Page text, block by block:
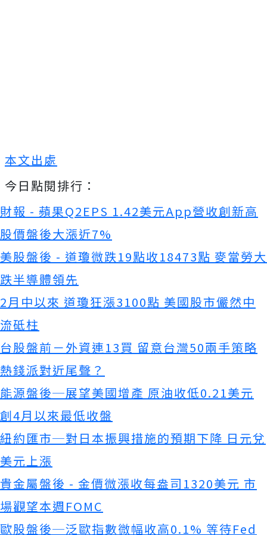
本文出處
今日點閱排行：
財報 - 蘋果Q2EPS 1.42美元App營收創新高
股價盤後大漲近7%
美股盤後 - 道瓊微跌19點收18473點 麥當勞大
跌半導體領先
2月中以來 道瓊狂漲3100點 美國股市儼然中
流砥柱
台股盤前－外資連13買 留意台灣50兩手策略
熱錢派對近尾聲？
能源盤後─展望美國增產 原油收低0.21美元
創4月以來最低收盤
紐約匯市─對日本振興措施的預期下降 日元兌
美元上漲
貴金屬盤後 - 金價微漲收每盎司1320美元 市
場觀望本週FOMC
歐股盤後─泛歐指數微幅收高0.1% 等待Fed